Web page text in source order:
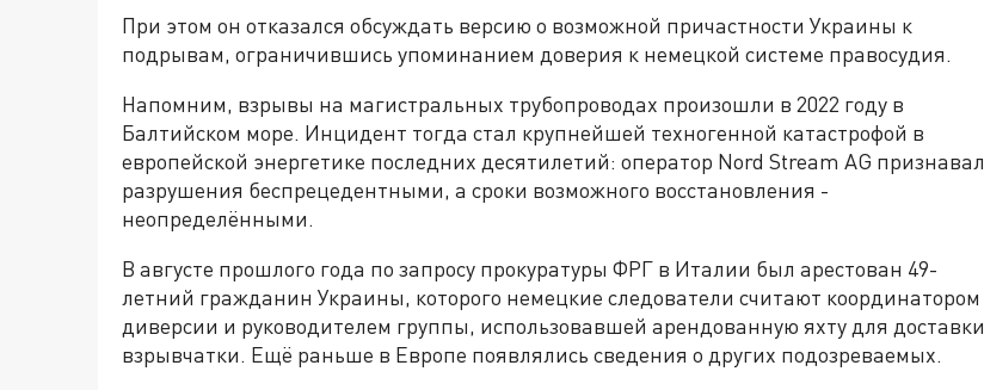
При этом он отказался обсуждать версию о возможной причастности Украины к
подрывам, ограничившись упоминанием доверия к немецкой системе правосудия.
Напомним, взрывы на магистральных трубопроводах произошли в 2022 году в
Балтийском море. Инцидент тогда стал крупнейшей техногенной катастрофой в
европейской энергетике последних десятилетий: оператор Nord Stream AG признавал
разрушения беспрецедентными, а сроки возможного восстановления -
неопределёнными.
В августе прошлого года по запросу прокуратуры ФРГ в Италии был арестован 49-
летний гражданин Украины, которого немецкие следователи считают координатором
диверсии и руководителем группы, использовавшей арендованную яхту для доставки
взрывчатки. Ещё раньше в Европе появлялись сведения о других подозреваемых.